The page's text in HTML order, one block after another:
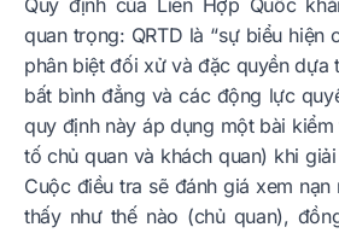
Quy định của Liên Hợp Quốc
quan trọng: QRTD là “sự biểu hiện
phân biệt đối xử và đặc quyền dựa
bất bình đẳng và các động lực
quy định này áp dụng một bài
tố chủ quan và khách quan) khi
Cuộc điều tra sẽ đánh giá xem
thấy như thế nào (chủ quan),